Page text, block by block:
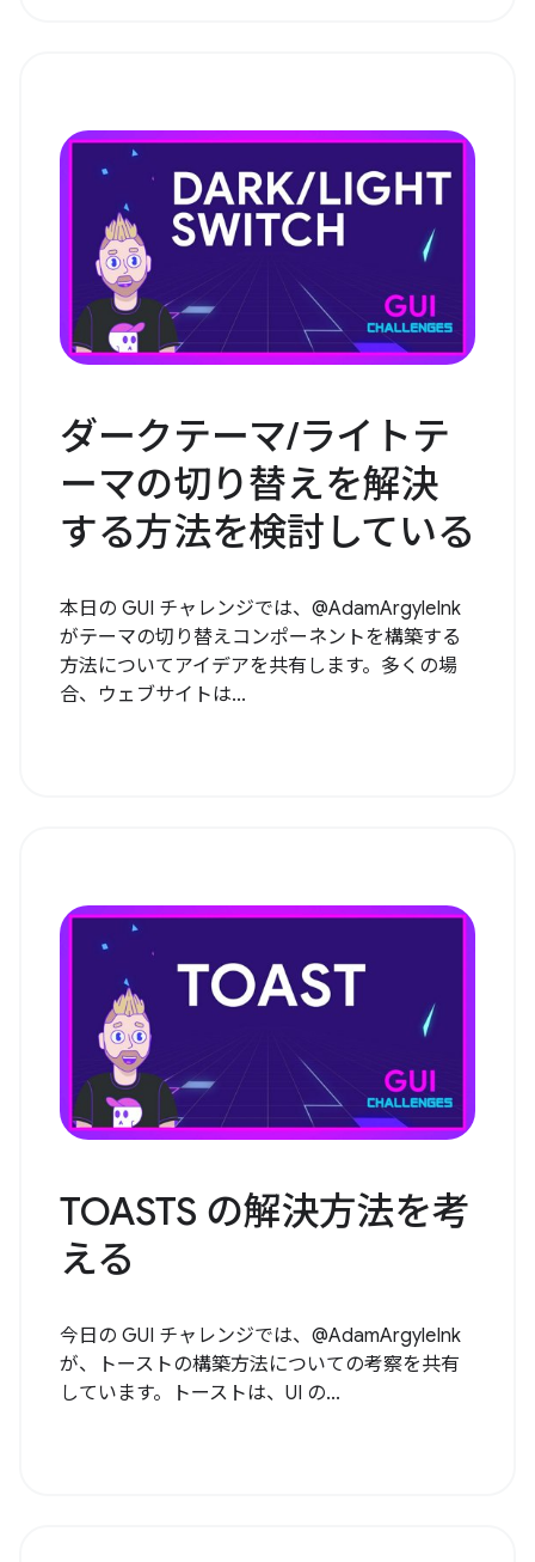
ダークテーマ/ライトテ
ーマの切り替えを解決
する方法を検討している
本日の GUI チャレンジでは、@AdamArgyleInk
がテーマの切り替えコンポーネントを構築する
方法についてアイデアを共有します。多くの場
合、ウェブサイトは...
TOASTS の解決方法を考
える
今日の GUI チャレンジでは、@AdamArgyleInk
が、トーストの構築方法についての考察を共有
しています。トーストは、UI の...